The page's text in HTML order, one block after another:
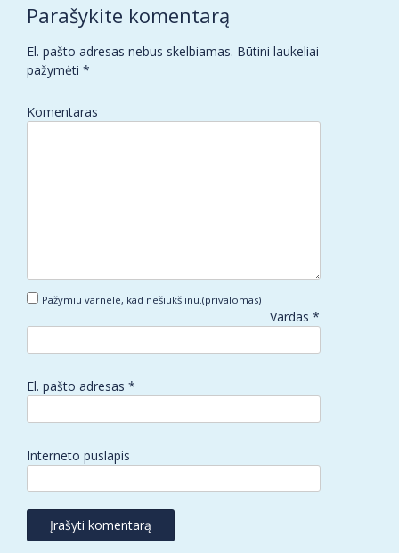
Parašykite komentarą
El. pašto adresas nebus skelbiamas. Būtini laukeliai
pažymėti *
Komentaras
Pažymiu varnele, kad nešiukšlinu.(privalomas)
Vardas *
El. pašto adresas *
Interneto puslapis